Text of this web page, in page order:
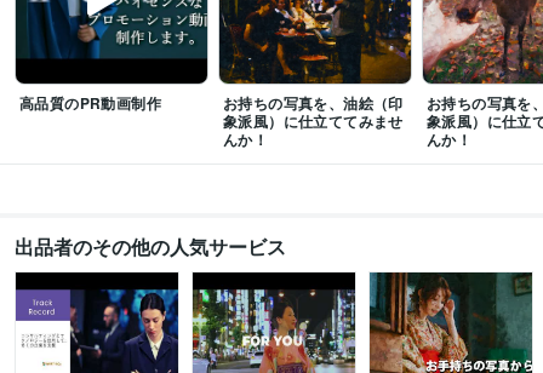
得意分野
イラスト作成・漫画制作 デジタル絵画・イラスト 動画制作・編集
経営、ビジネス、趣味
学歴
1980年3月 ~ 1984年2月
高品質のPR動画制作
お持ちの写真を、油絵（印
象派風）に仕立ててみませ
んか！
お持ちの写真を
象派風）に仕立
んか！
出品者のその他の人気サービス